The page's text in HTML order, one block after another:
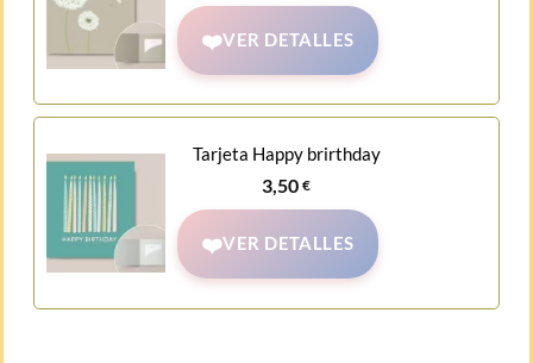
VER DETALLES
Tarjeta Happy brirthday
3,50€
VER DETALLES